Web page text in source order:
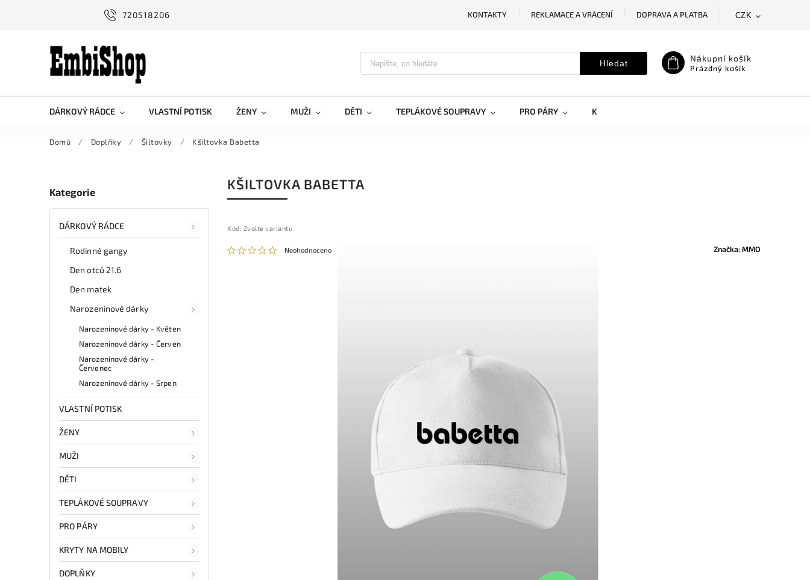
720518206 KONTAKTY REKLAMACE A VRÁCENÍ
DOPRAVA A PLATBA
CZK
Hledat Nákupní košík
Prázdný košík
DÁRKOVÝ RÁDCE VLASTNÍ POTISK ŽENY MUŽI DĚTI TEPLÁKOVÉ SOUPRAVY PRO PÁRY KRYTY NA MOBILY
Domů / Doplňky / Šiltovky / Kšiltovka Babetta
Kategorie
DÁRKOVÝ RÁDCE
Rodinné gangy
Den otců 21.6
Den matek
Narozeninové dárky
Narozeninové dárky - Květen
Narozeninové dárky - Červen
Narozeninové dárky -
Červenec
Narozeninové dárky - Srpen
VLASTNÍ POTISK
ŽENY
MUŽI
DĚTI
TEPLÁKOVÉ SOUPRAVY
PRO PÁRY
KRYTY NA MOBILY
DOPLŇKY
KŠILTOVKA BABETTA
Kód: Zvolte variantu
Neohodnoceno Značka:MMO